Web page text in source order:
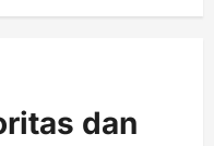
dan